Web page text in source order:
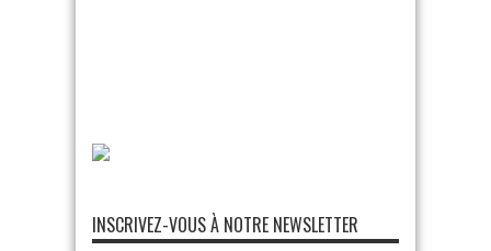
INSCRIVEZ-VOUS À NOTRE NEWSLETTER